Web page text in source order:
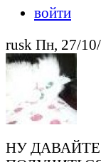
войти
rusk Пн, 27/
НУ